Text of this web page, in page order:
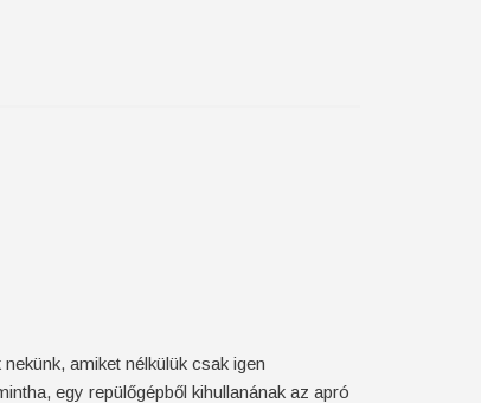
amiket nélkülük csak igen
egy repülőgépből kihullanának az apró